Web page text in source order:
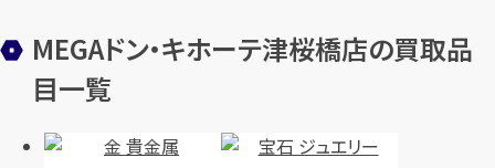
MEGAドン・キホーテ津桜橋店の買取品
目一覧